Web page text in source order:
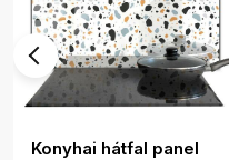
Konyhai hátfal panel